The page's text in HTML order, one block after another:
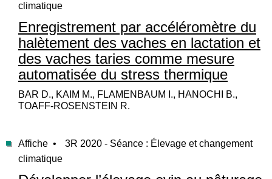
climatique
Enregistrement par accéléromètre du
halètement des vaches en lactation et
des vaches taries comme mesure
automatisée du stress thermique
BAR D., KAIM M., FLAMENBAUM I., HANOCHI B.,
TOAFF-ROSENSTEIN R.
Affiche •
3R 2020 - Séance : Élevage et changement
climatique